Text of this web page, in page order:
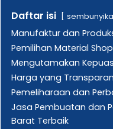
Daftar isi
Manufaktur dan
Pemilihan Material
Mengutamakan
Harga yang
Pemeliharaan dan
Jasa Pembuatan dan
Barat Terbaik